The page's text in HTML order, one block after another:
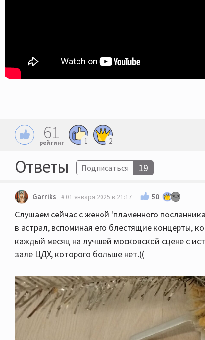
61
рейтинг 1 2
Ответы Подписаться 19
Garriks 01 января 2025 в 21:17 50
Слушаем сейчас с женой 'пламенного
в астрал, вспоминая его блестящие концерты,
каждый месяц на лучшей московской сцене с
зале ЦДХ, которого больше нет.((